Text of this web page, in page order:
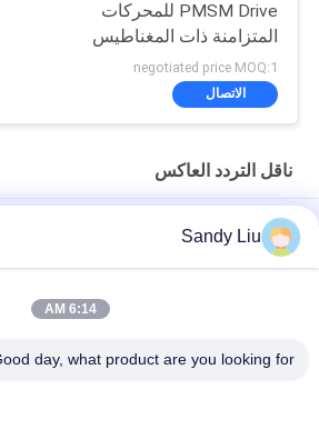
PMSM Drive للمحركات
المتزامنة ذات المغناطيس
الدائم
negotiated price MOQ:1
الاتصال
ناقل التردد العاكس
الصناعي
ناقل الحركة الذي يتم التحكم فيه بالتردد،
ISO ناقل التردد العاكس 1 المرحلة محرك متزامن المغناطيس الدائم
Sandy Liu
6:14 AM
day, what product are you looking for?